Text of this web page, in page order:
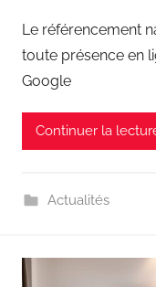
Le référencement
toute présence en
Google
Continuer la
Actualités